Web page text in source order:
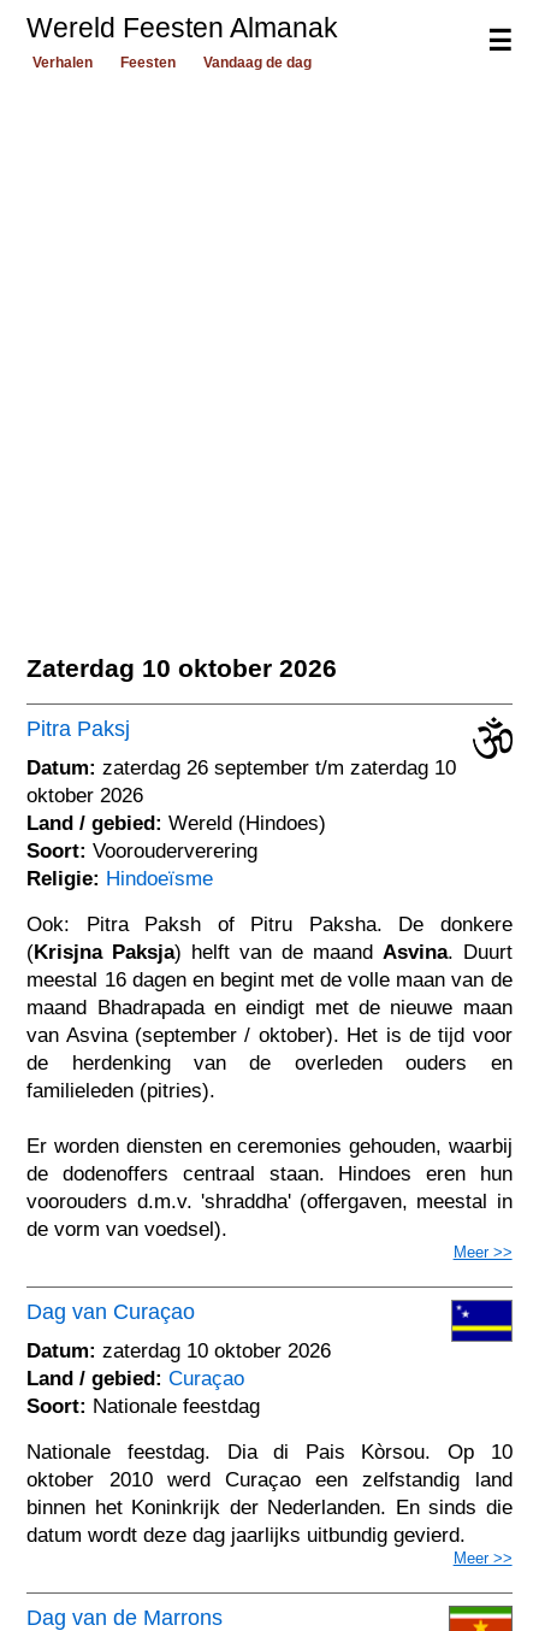
☰
Wereld Feesten Almanak
Verhalen Feesten Vandaag de dag
Zaterdag 10 oktober 2026
Pitra Paksj
Datum: zaterdag 26 september t/m zaterdag 10
oktober 2026
Land / gebied: Wereld (Hindoes)
Soort: Voorouderverering
Religie: Hindoeïsme
Ook: Pitra Paksh of Pitru Paksha. De donkere
(Krisjna Paksja) helft van de maand Asvina. Duurt
meestal 16 dagen en begint met de volle maan van de
maand Bhadrapada en eindigt met de nieuwe maan
van Asvina (september / oktober). Het is de tijd voor
de herdenking van de overleden ouders en
familieleden (pitries).
Er worden diensten en ceremonies gehouden, waarbij
de dodenoffers centraal staan. Hindoes eren hun
voorouders d.m.v. 'shraddha' (offergaven, meestal in
de vorm van voedsel).
Meer >>
Dag van Curaçao
Datum: zaterdag 10 oktober 2026
Land / gebied: Curaçao
Soort: Nationale feestdag
Nationale feestdag. Dia di Pais Kòrsou. Op 10
oktober 2010 werd Curaçao een zelfstandig land
binnen het Koninkrijk der Nederlanden. En sinds die
datum wordt deze dag jaarlijks uitbundig gevierd.
Meer >>
Dag van de Marrons